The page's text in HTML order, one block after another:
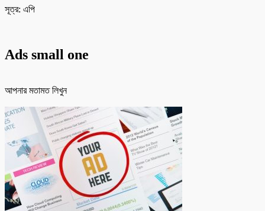
সূত্র: এপি
Ads small one
আপনার মতামত লিখুন